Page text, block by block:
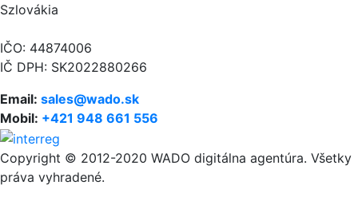
Szlovákia
IČO: 44874006
IČ DPH: SK2022880266
Email: sales@wado.sk
Mobil: +421 948 661 556
Copyright © 2012-2020 WADO digitálna agentúra. Všetky
práva vyhradené.